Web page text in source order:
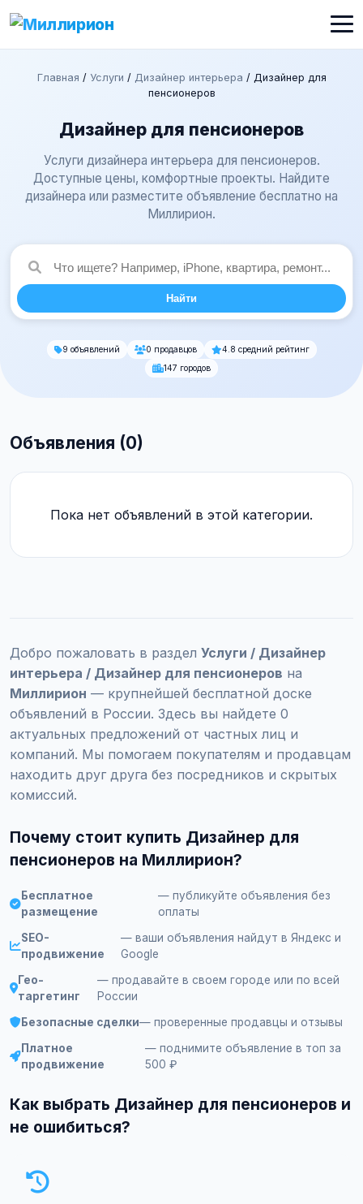
Главная / Услуги / Дизайнер интерьера / Дизайнер для
пенсионеров
Дизайнер для пенсионеров
Услуги дизайнера интерьера для пенсионеров.
Доступные цены, комфортные проекты. Найдите
дизайнера или разместите объявление бесплатно на
Миллирион.
Найти
9 объявлений 0 продавцов
4.8 средний рейтинг
147 городов
Объявления (0)
Пока нет объявлений в этой категории.
Добро пожаловать в раздел Услуги / Дизайнер
интерьера / Дизайнер для пенсионеров на
Миллирион — крупнейшей бесплатной доске
объявлений в России. Здесь вы найдете 0
актуальных предложений от частных лиц и
компаний. Мы помогаем покупателям и продавцам
находить друг друга без посредников и скрытых
комиссий.
Почему стоит купить Дизайнер для
пенсионеров на Миллирион?
Бесплатное
размещение
— публикуйте объявления без
оплаты
SEO-
продвижение
— ваши объявления найдут в Яндекс и
Google
Гео-
таргетинг
— продавайте в своем городе или по всей
России
Безопасные сделки— проверенные продавцы и отзывы
Платное
продвижение
— поднимите объявление в топ за
500 ₽
Как выбрать Дизайнер для пенсионеров и
не ошибиться?